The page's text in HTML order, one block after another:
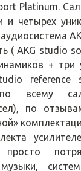
Platinum.
и четырех
( AKG studio
+ три
reference
по всему
по
просто
музыки,